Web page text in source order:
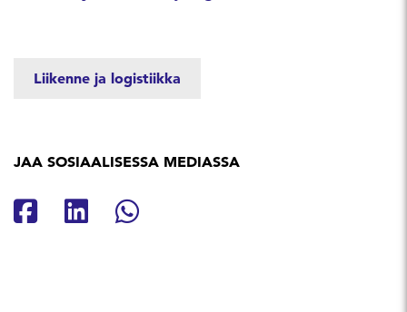
Liikenne ja logistiikka
JAA SOSIAALISESSA MEDIASSA
Jaa Facebookissa
Jaa Linkedinissä
Jaa Whatsappissa